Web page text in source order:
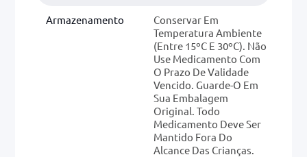
Armazenamento
Conservar Em
Temperatura Ambiente
(entre 15ºC E 30ºC). Não
Use Medicamento Com
O Prazo De Validade
Vencido. Guarde-O Em
Sua Embalagem
Original. Todo
Medicamento Deve Ser
Mantido Fora Do
Alcance Das Crianças.